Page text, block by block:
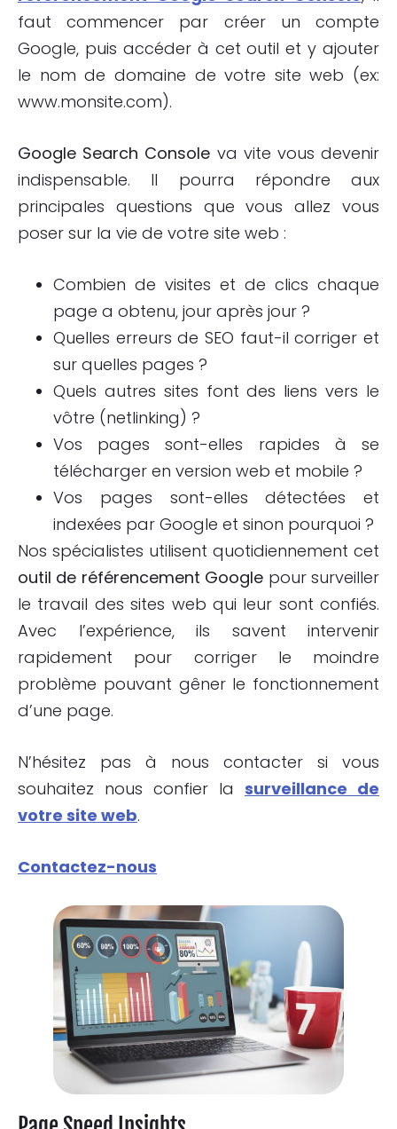
faut commencer par créer un compte
Google, puis accéder à cet outil et y ajouter
le nom de domaine de votre site web (ex:
www.monsite.com).
Google Search Console va vite vous devenir
indispensable. Il pourra répondre aux
principales questions que vous allez vous
poser sur la vie de votre site web :
Combien de visites et de clics chaque
page a obtenu, jour après jour ?
Quelles erreurs de SEO faut-il corriger et
sur quelles pages ?
Quels autres sites font des liens vers le
vôtre (netlinking) ?
Vos pages sont-elles rapides à se
télécharger en version web et mobile ?
Vos pages sont-elles détectées et
indexées par Google et sinon pourquoi ?
Nos spécialistes utilisent quotidiennement cet
outil de référencement Google pour surveiller
le travail des sites web qui leur sont confiés.
Avec l’expérience, ils savent intervenir
rapidement pour corriger le moindre
problème pouvant gêner le fonctionnement
d’une page.
N’hésitez pas à nous contacter si vous
souhaitez nous confier la surveillance de
votre site web.
Contactez-nous